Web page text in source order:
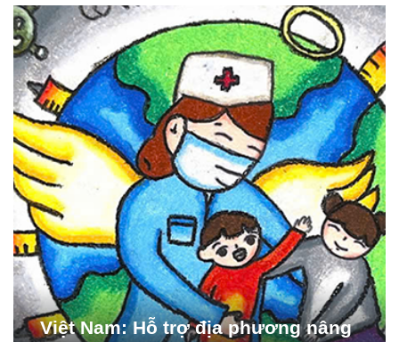
Nghiên cứu Phát triển Xã
hội_ISDS)
Việt Nam: Hỗ trợ địa phương nâng